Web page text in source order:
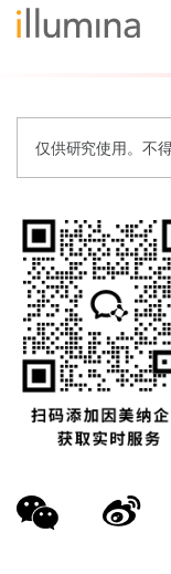
仅供研究使用。不